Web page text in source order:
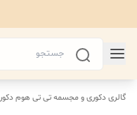
گالری دکوری و مجسمه تی تی هوم دکور